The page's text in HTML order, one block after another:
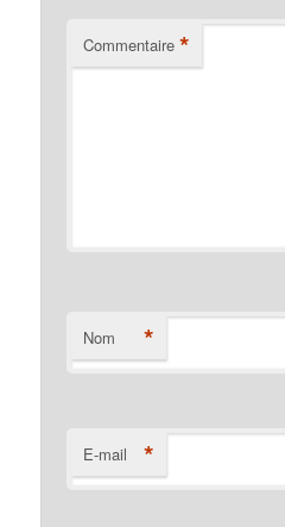
Commentaire *
Nom *
E-mail *